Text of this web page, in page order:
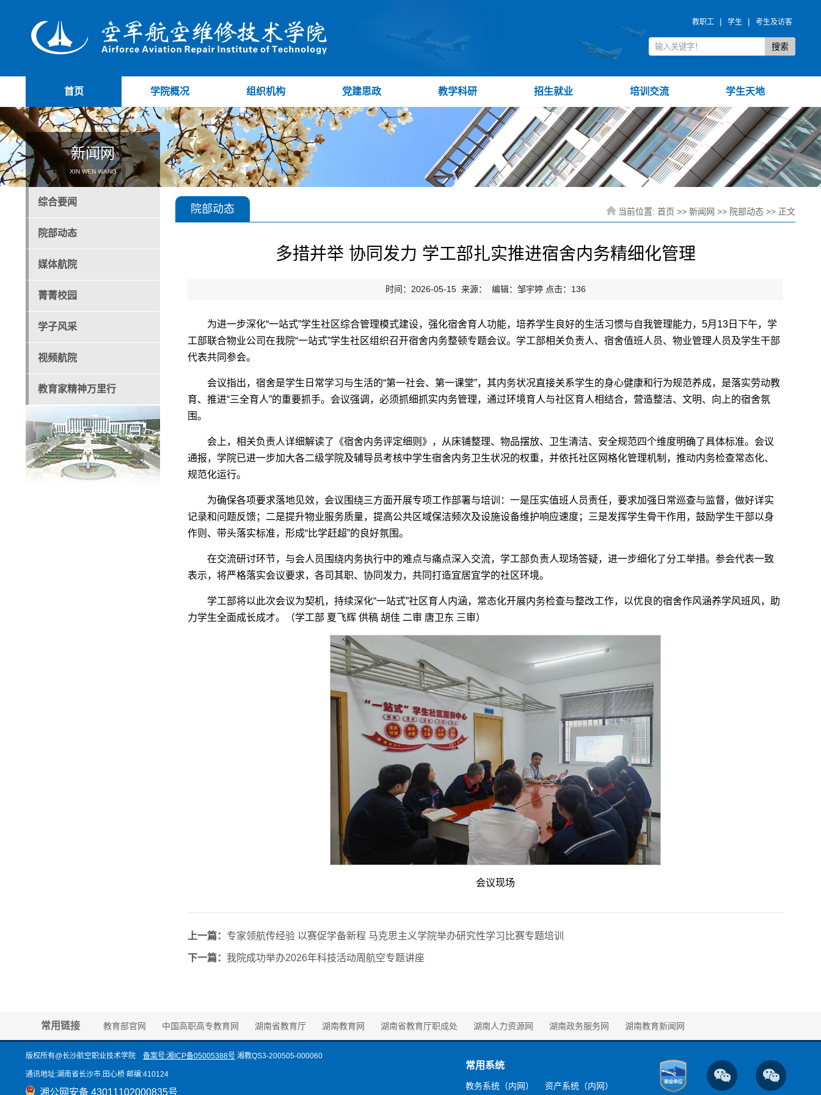
教职工 | 学生 | 考生及访客
首页 学院概况 组织机构 党建思政 教学科研 招生就业 培训交流 学生天地
新闻网
XIN WEN WANG
综合要闻
院部动态
媒体航院
菁菁校园
学子风采
视频航院
教育家精神万里行
院部动态 当前位置: 首页 >> 新闻网 >> 院部动态 >> 正文
多措并举 协同发力 学工部扎实推进宿舍内务精细化管理
时间：2026-05-15 来源： 编辑：邹宇婷 点击： 136
为进一步深化“一站式”学生社区综合管理模式建设，强化宿舍育人功能，培养学生良好的生活习惯与自我管理能力，5月13日下午，学
工部联合物业公司在我院“一站式”学生社区组织召开宿舍内务整顿专题会议。学工部相关负责人、宿舍值班人员、物业管理人员及学生干部
代表共同参会。
会议指出，宿舍是学生日常学习与生活的“第一社会、第一课堂”，其内务状况直接关系学生的身心健康和行为规范养成，是落实劳动教
育、推进“三全育人”的重要抓手。会议强调，必须抓细抓实内务管理，通过环境育人与社区育人相结合，营造整洁、文明、向上的宿舍氛
围。
会上，相关负责人详细解读了《宿舍内务评定细则》，从床铺整理、物品摆放、卫生清洁、安全规范四个维度明确了具体标准。会议
通报，学院已进一步加大各二级学院及辅导员考核中学生宿舍内务卫生状况的权重，并依托社区网格化管理机制，推动内务检查常态化、
规范化运行。
为确保各项要求落地见效，会议围绕三方面开展专项工作部署与培训：一是压实值班人员责任，要求加强日常巡查与监督，做好详实
记录和问题反馈；二是提升物业服务质量，提高公共区域保洁频次及设施设备维护响应速度；三是发挥学生骨干作用，鼓励学生干部以身
作则、带头落实标准，形成“比学赶超”的良好氛围。
在交流研讨环节，与会人员围绕内务执行中的难点与痛点深入交流，学工部负责人现场答疑，进一步细化了分工举措。参会代表一致
表示，将严格落实会议要求，各司其职、协同发力，共同打造宜居宜学的社区环境。
学工部将以此次会议为契机，持续深化“一站式”社区育人内涵，常态化开展内务检查与整改工作，以优良的宿舍作风涵养学风班风，助
力学生全面成长成才。（学工部 夏飞辉 供稿 胡佳 二审 唐卫东 三审）
会议现场
上一篇： 专家领航传经验 以赛促学备新程 马克思主义学院举办研究性学习比赛专题培训
下一篇： 我院成功举办2026年科技活动周航空专题讲座
常用链接 教育部官网 中国高职高专教育网 湖南省教育厅 湖南教育网 湖南省教育厅职成处 湖南人力资源网 湖南政务服务网 湖南教育新闻网
版权所有@长沙航空职业技术学院 备案号:湘ICP备05005388号 湘教QS3-200505-000060
通讯地址:湖南省长沙市.田心桥 邮编:410124
湘公网安备 43011102000835号
常用系统
教务系统（内网） 资产系统（内网）